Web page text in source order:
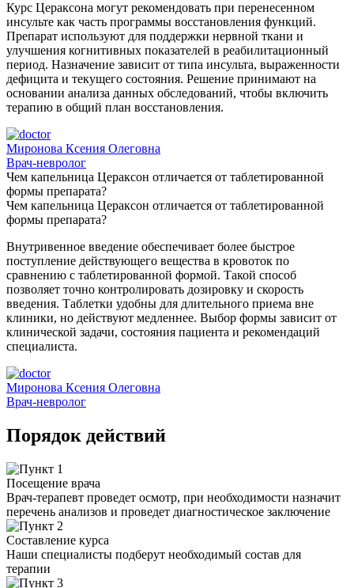
Курс Цераксона могут рекомендовать при перенесенном
инсульте как часть программы восстановления функций.
Препарат используют для поддержки нервной ткани и
улучшения когнитивных показателей в реабилитационный
период. Назначение зависит от типа инсульта, выраженности
дефицита и текущего состояния. Решение принимают на
основании анализа данных обследований, чтобы включить
терапию в общий план восстановления.
Миронова Ксения Олеговна
Врач-невролог
Чем капельница Цераксон отличается от таблетированной
формы препарата?
Чем капельница Цераксон отличается от таблетированной
формы препарата?
Внутривенное введение обеспечивает более быстрое
поступление действующего вещества в кровоток по
сравнению с таблетированной формой. Такой способ
позволяет точно контролировать дозировку и скорость
введения. Таблетки удобны для длительного приема вне
клиники, но действуют медленнее. Выбор формы зависит от
клинической задачи, состояния пациента и рекомендаций
специалиста.
Миронова Ксения Олеговна
Врач-невролог
Порядок действий
Посещение врача
Врач-терапевт проведет осмотр, при необходимости назначит
перечень анализов и проведет диагностическое заключение
Составление курса
Наши специалисты подберут необходимый состав для
терапии